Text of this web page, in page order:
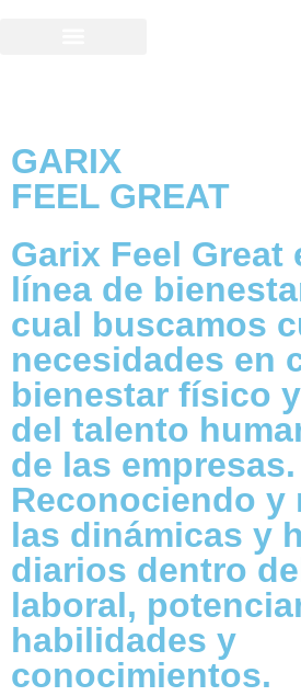
GARIX
FEEL GREAT
Garix Feel Great
línea de
cual buscamos
necesidades en
bienestar físico
del talento
de las empresas.
Reconociendo y
las dinámicas y
diarios dentro
laboral,
habilidades y
conocimientos.